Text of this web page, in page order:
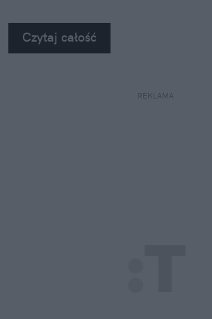
Czytaj całość
REKLAMA